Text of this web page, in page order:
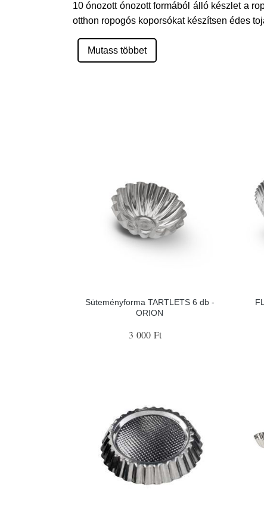
10 ónozott ónozott formából álló készlet a
otthon ropogós koporsókat készítsen édes
Mutass többet
Süteményforma TARTLETS 6 db -
ORION
3 000 Ft